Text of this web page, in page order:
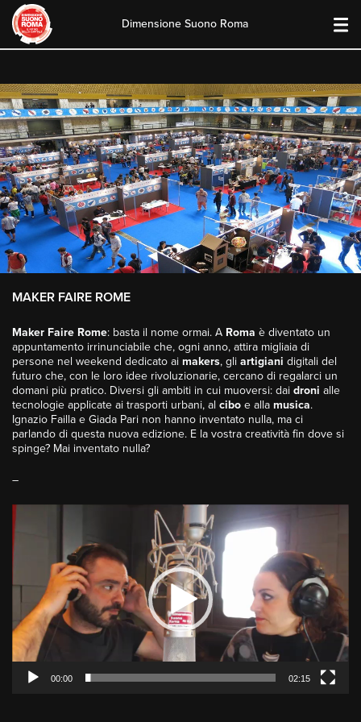
content
Dimensione Suono Roma
MAKER FAIRE ROME
Maker Faire Rome: basta il nome ormai. A Roma è diventato un
appuntamento irrinunciabile che, ogni anno, attira migliaia di
persone nel weekend dedicato ai makers, gli artigiani digitali del
futuro che, con le loro idee rivoluzionarie, cercano di regalarci un
domani più pratico. Diversi gli ambiti in cui muoversi: dai droni alle
tecnologie applicate ai trasporti urbani, al cibo e alla musica.
Ignazio Failla e Giada Pari non hanno inventato nulla, ma ci
parlando di questa nuova edizione. E la vostra creatività fin dove si
spinge? Mai inventato nulla?
–
Player
00:00 02:15